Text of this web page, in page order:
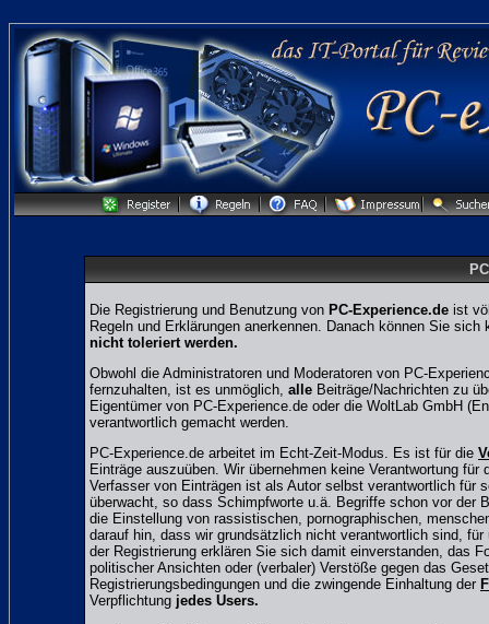
Die Registrierung und Benutzung von PC-Experience.de ist
Regeln und Erklärungen anerkennen. Danach können Sie
nicht toleriert werden.
Obwohl die Administratoren und Moderatoren von PC-
fernzuhalten, ist es unmöglich, alle Beiträge/Nachrichten zu
Eigentümer von PC-Experience.de oder die WoltLab GmbH
verantwortlich gemacht werden.
PC-Experience.de arbeitet im Echt-Zeit-Modus. Es ist für die
Einträge auszuüben. Wir übernehmen keine Verantwortung
Verfasser von Einträgen ist als Autor selbst verantwortlich für
überwacht, so dass Schimpfworte u.ä. Begriffe schon vor der
die Einstellung von rassistischen, pornographischen,
darauf hin, dass wir grundsätzlich nicht verantwortlich sind,
der Registrierung erklären Sie sich damit einverstanden, das
politischer Ansichten oder (verbaler) Verstöße gegen das
Registrierungsbedingungen und die zwingende Einhaltung der
Verpflichtung jedes Users.